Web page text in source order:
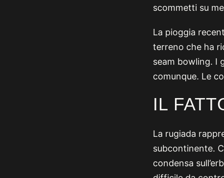
scommetti su
La pioggia
terreno che ha
seam bowling. I
comunque. Le
IL
La rugiada
subcontinente.
condensa